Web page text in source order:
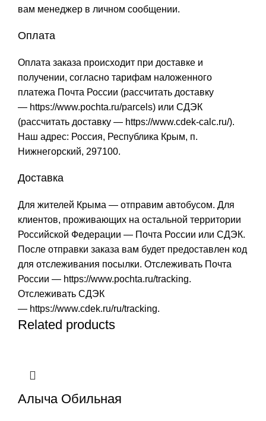
вам менеджер в личном сообщении.
Оплата
Оплата заказа происходит при доставке и
получении, согласно тарифам наложенного
платежа Почта России (рассчитать доставку
— https://www.pochta.ru/parcels) или СДЭК
(рассчитать доставку — https://www.cdek-calc.ru/).
Наш адрес: Россия, Республика Крым, п.
Нижнегорский, 297100.
Доставка
Для жителей Крыма — отправим автобусом. Для
клиентов, проживающих на остальной территории
Российской Федерации — Почта России или СДЭК.
После отправки заказа вам будет предоставлен код
для отслеживания посылки. Отслеживать Почта
России — https://www.pochta.ru/tracking.
Отслеживать СДЭК
— https://www.cdek.ru/ru/tracking.
Related products
Алыча Обильная